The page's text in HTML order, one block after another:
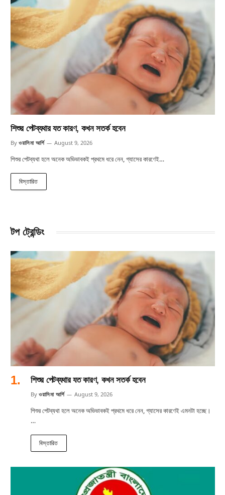
শিশুর পেটব্যথার যত কারণ, কখন সতর্ক হবেন
By ওয়াসিমা আর্শি August 9, 2026
শিশুর পেটব্যথা হলে অনেক অভিভাবকই প্রথমে ধরে নেন, গ্যাসের কারণেই…
বিস্তারিত
টপ ট্রেন্ডিং
শিশুর পেটব্যথার যত কারণ, কখন সতর্ক হবেন
By ওয়াসিমা আর্শি August 9, 2026
শিশুর পেটব্যথা হলে অনেক অভিভাবকই প্রথমে ধরে নেন, গ্যাসের কারণেই এমনটা হচ্ছে।
…
বিস্তারিত